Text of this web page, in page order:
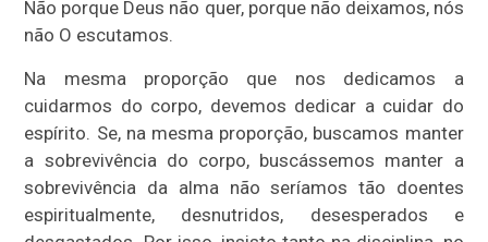
Não porque Deus não quer, porque não deixamos, nós
não O escutamos.
Na mesma proporção que nos dedicamos a
cuidarmos do corpo, devemos dedicar a cuidar do
espírito. Se, na mesma proporção, buscamos manter
a sobrevivência do corpo, buscássemos manter a
sobrevivência da alma não seríamos tão doentes
espiritualmente, desnutridos, desesperados e